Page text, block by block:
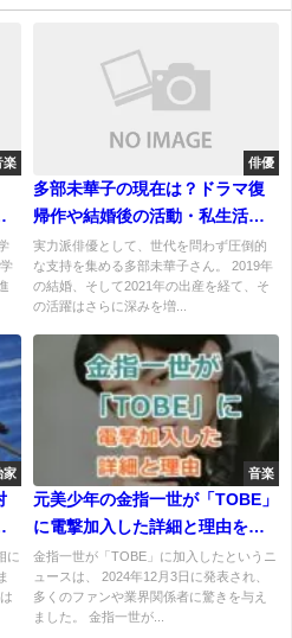
楽 俳優
多部未華子の現在は？ドラマ復
帰作や結婚後の活動・私生活を
徹底解説
実力派俳優として、世代を問わず圧倒的
な支持を集める多部未華子さん。 2019年
の結婚、そして2021年の出産を経て、そ
の活躍はさらに深みを増...
家
に
音楽
元美少年の金指一世が「TOBE」
に電撃加入した詳細と理由を紹
介！
金指一世が「TOBE」に加入したというニ
ュースは、 2024年12月3日に発表され、
多くのファンや業界関係者に驚きを与え
ました。 金指一世が...